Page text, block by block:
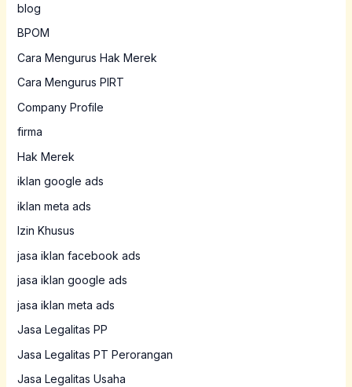
blog
BPOM
Cara Mengurus Hak Merek
Cara Mengurus PIRT
Company Profile
firma
Hak Merek
iklan google ads
iklan meta ads
Izin Khusus
jasa iklan facebook ads
jasa iklan google ads
jasa iklan meta ads
Jasa Legalitas PP
Jasa Legalitas PT Perorangan
Jasa Legalitas Usaha